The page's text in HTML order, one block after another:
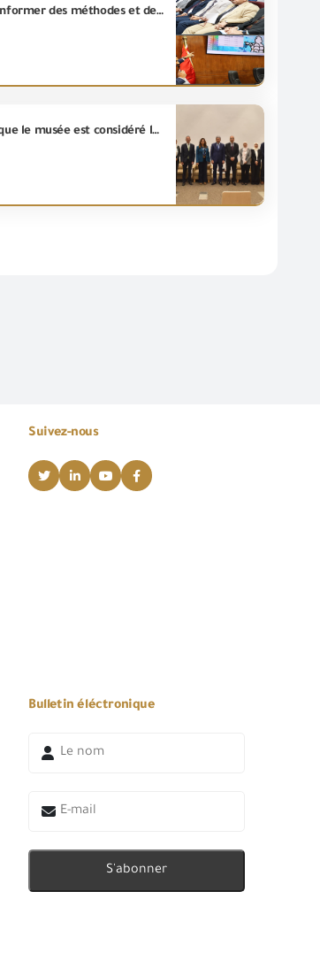
Le Président de L’Autorité (GOEIC) reçoit une délégation de la société « Michelin International Company » pour s’informer des méthodes et des spécifications des essais de pneus dans les laboratoires de L’Autorité
Le Ministère de l'Environnement a réussi à atteindre la neutralité carbonique pour le Grand Musée Égyptien, ainsi que le musée est considéré le premier site dont l'engagement environnemental est légalement documenté et accrédité selon les Normes internationales au cours d'un rapport délivré par une entité Nationale accréditée .
Suivez-nous
Bulletin éléctronique
S'abonner